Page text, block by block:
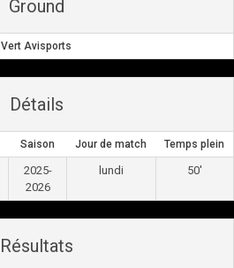
Ground
Vert Avisports
Détails
Saison Jour de match Temps plein
2025-
2026
lundi 50'
Résultats